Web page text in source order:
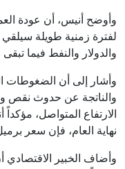
وأوضح أنيس، أن عودة
لفترة زمنية طويلة
والدولار والنفط فيما
وأشار إلى أن الضغوطات
والناتجة عن حدوث نقص
الارتفاع المتواصل،
نهاية العام، فإن سعر برميل
وأضاف الخبير الاقتصادي